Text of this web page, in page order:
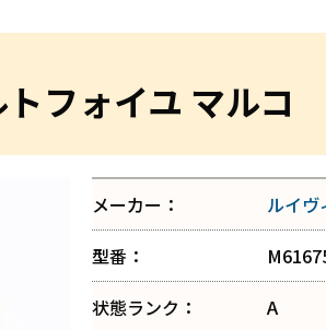
フォイユ マルコ
メーカー：
ルイヴ
型番：
状態ランク：
A